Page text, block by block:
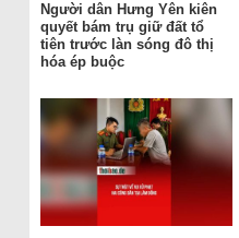
Người dân Hưng Yên kiên
quyết bám trụ giữ đất tổ
tiên trước làn sóng đô thị
hóa ép buộc